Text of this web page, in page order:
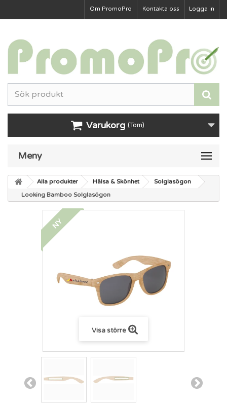
Logga in
Kontakta oss
Om PromoPro
Varukorg (Tom)
Meny
Alla produkter Hälsa & Skönhet
Solglasögon
Looking Bamboo Solglasögon
NY
Visa större